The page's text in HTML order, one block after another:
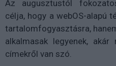
Az augusztustól
célja, hogy a webOS-alapú
tartalomfogyasztásra,
alkalmasak legyenek,
címekről van szó.